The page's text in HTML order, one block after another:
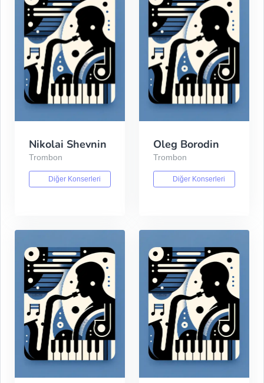
Nikolai Shevnin
Trombon
Diğer Konserleri
Oleg Borodin
Trombon
Diğer Konserleri